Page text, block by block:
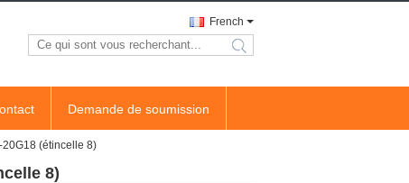
French
search
Demande de soumission
(étincelle 8)
8)